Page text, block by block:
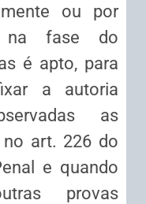
ou por
na fase do
é apto, para
a autoria
as
no art. 226 do
e quando
provas